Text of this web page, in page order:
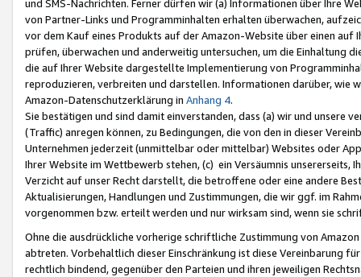
und SMS-Nachrichten. Ferner dürfen wir (a) Informationen über Ihre
von Partner-Links und Programminhalten erhalten überwachen,
vor dem Kauf eines Produkts auf der Amazon-Website über einen
prüfen, überwachen und anderweitig untersuchen, um die Einhaltung
die auf Ihrer Website dargestellte Implementierung von
reproduzieren, verbreiten und darstellen. Informationen darüber, wie
Amazon-Datenschutzerklärung in Anhang 4.
Sie bestätigen und sind damit einverstanden, dass (a) wir und
(Traffic) anregen können, zu Bedingungen, die von den in dieser
Unternehmen jederzeit (unmittelbar oder mittelbar) Websites oder
Ihrer Website im Wettbewerb stehen, (c) ein Versäumnis unsererseits,
Verzicht auf unser Recht darstellt, die betroffene oder eine andere
Aktualisierungen, Handlungen und Zustimmungen, die wir ggf. im
vorgenommen bzw. erteilt werden und nur wirksam sind, wenn sie
Ohne die ausdrückliche vorherige schriftliche Zustimmung von
abtreten. Vorbehaltlich dieser Einschränkung ist diese Vereinbarung
rechtlich bindend, gegenüber den Parteien und ihren jeweiligen